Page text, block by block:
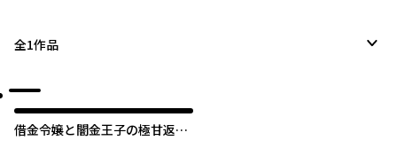
全1作品
借金令嬢と闇金王子の極甘返済